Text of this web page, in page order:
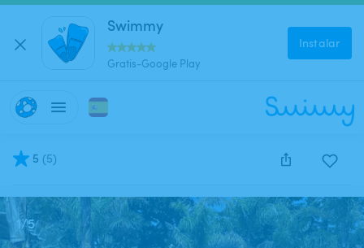
Swimmy
Gratis-Google Play
Instalar
5 (5)
Este anuncio está cerrado y no se puede reservar.
1/5